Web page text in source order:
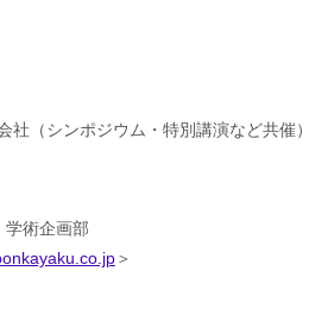
（シンポジウム・特別講演など共催）
学術企画部
＞